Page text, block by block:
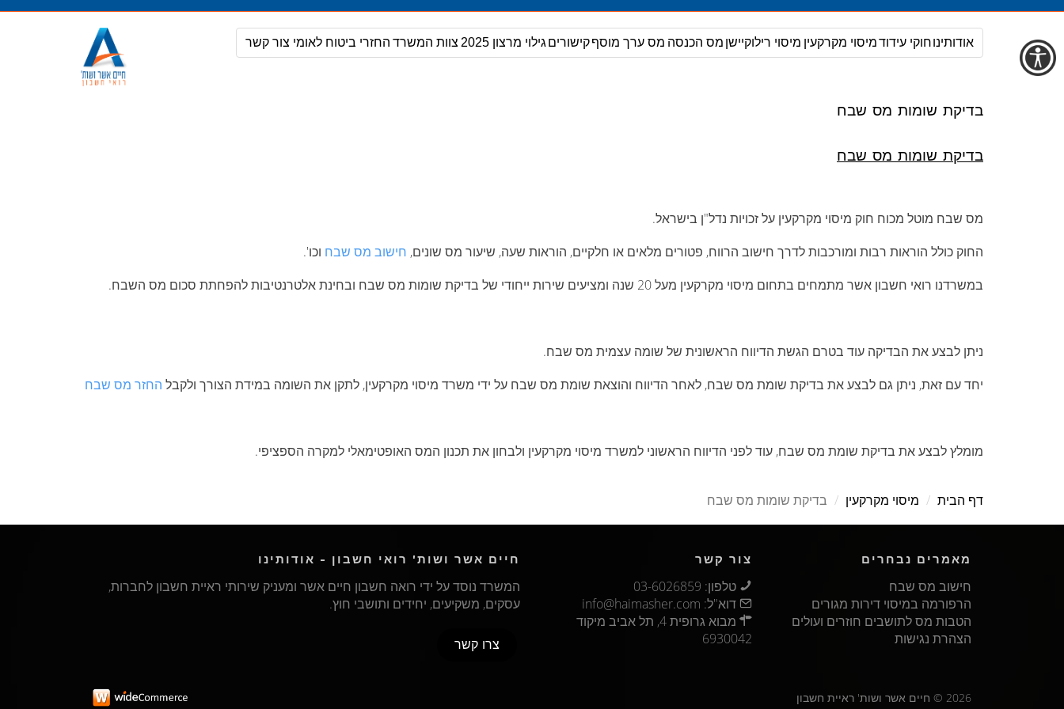
מעבר
אודותינוחוקי עידודמיסוי מקרקעין מיסוי רילוקיישן מס הכנסה מס ערך מוסףקישורים גילוי מרצון 2025 צוות המשרד החזרי ביטוח לאומי צור קשר
בדיקת שומות מס שבח
בדיקת שומות מס שבח
מס שבח מוטל מכוח חוק מיסוי מקרקעין על זכויות נדל"ן בישראל.
החוק כולל הוראות רבות ומורכבות לדרך חישוב הרווח, פטורים מלאים או חלקיים, הוראות שעה, שיעור מס שונים, חישוב מס שבח וכו'.
במשרדנו רואי חשבון אשר מתמחים בתחום מיסוי מקרקעין מעל 20 שנה ומציעים שירות ייחודי של בדיקת שומות מס שבח ובחינת אלטרנטיבות להפחתת סכום מס השבח.
ניתן לבצע את הבדיקה עוד בטרם הגשת הדיווח הראשונית של שומה עצמית מס שבח.
יחד עם זאת, ניתן גם לבצע את בדיקת שומת מס שבח, לאחר הדיווח והוצאת שומת מס שבח על ידי משרד מיסוי מקרקעין, לתקן את השומה במידת הצורך ולקבל החזר מס שבח
מומלץ לבצע את בדיקת שומת מס שבח, עוד לפני הדיווח הראשוני למשרד מיסוי מקרקעין ולבחון את תכנון המס האופטימאלי למקרה הספציפי.
דף הבית מיסוי מקרקעין בדיקת שומות מס שבח
חיים אשר ושות' רואי חשבון - אודותינו
המשרד נוסד על ידי רואה חשבון חיים אשר ומעניק שירותי ראיית חשבון לחברות,
עסקים, משקיעים, יחידים ותושבי חוץ.
צרו קשר
צור קשר
טלפון: ‏03-6026859‏‏
דוא"ל: info@haimasher.com
מבוא גרופית 4, תל אביב מיקוד
6930042
מאמרים נבחרים
חישוב מס שבח‏
הרפורמה במיסוי דירות מגורים‏
הטבות מס לתושבים חוזרים ועולים‏
הצהרת נגישות‏
2026 © חיים אשר ושות' ראיית חשבון